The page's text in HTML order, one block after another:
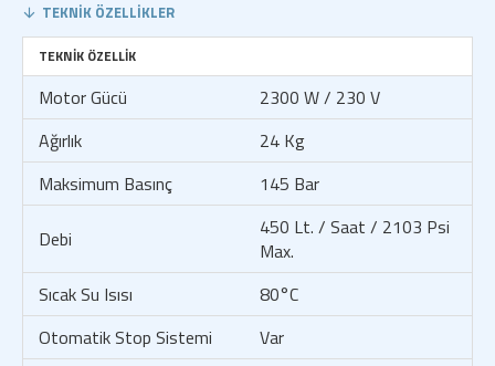
TEKNIK ÖZELLIKLER
TEKNIK ÖZELLIK
Motor Gücü
2300 W / 230 V
Ağırlık
24 Kg
Maksimum Basınç
145 Bar
Debi
450 Lt. / Saat / 2103 Psi
Max.
Sıcak Su Isısı
80°C
Otomatik Stop Sistemi
Var